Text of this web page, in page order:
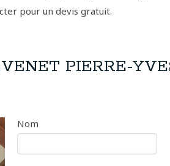
pour un devis gratuit.
PIERRE-
Nom